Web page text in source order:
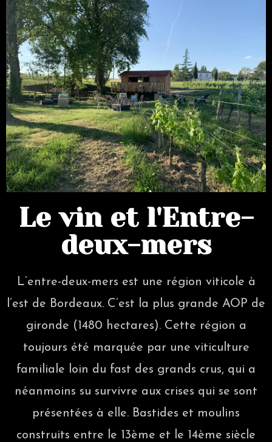
Le vin et l'Entre-
deux-mers
L’entre-deux-mers est une région viticole à
l’est de Bordeaux. C’est la plus grande AOP de
gironde (1480 hectares). Cette région a
toujours été marquée par une viticulture
familiale loin du fast des grands crus, qui a
néanmoins su survivre aux crises qui se sont
présentées à elle. Bastides et moulins
construits entre le 13ème et le 14ème siècle